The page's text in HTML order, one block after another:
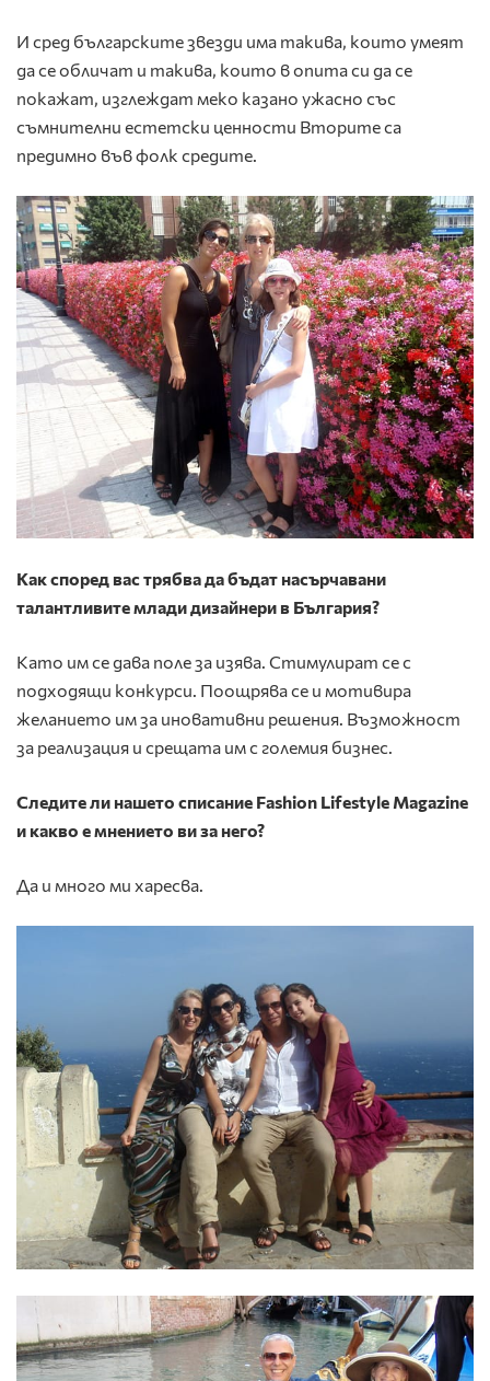
И сред българските звезди има такива, които умеят
да се обличат и такива, които в опита си да се
покажат, изглеждат меко казано ужасно със
съмнителни естетски ценности Вторите са
предимно във фолк средите.
Как според вас трябва да бъдат насърчавани
талантливите млади дизайнери в България?
Като им се дава поле за изява. Стимулират се с
подходящи конкурси. Поощрява се и мотивира
желанието им за иновативни решения. Възможност
за реализация и срещата им с големия бизнес.
Следите ли нашето списание Fashion Lifestyle Magazine
и какво е мнението ви за него?
Да и много ми харесва.